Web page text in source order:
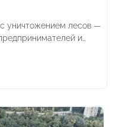
уничтожением лесов —
и